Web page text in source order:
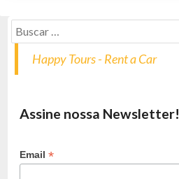
Happy Tours - Rent a Car
Assine nossa Newsletter!
Email*